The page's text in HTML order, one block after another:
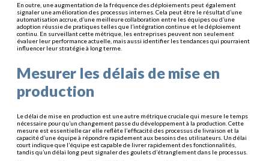
En outre, une augmentation de la fréquence des déploiements peut également
signaler une amélioration des processus internes. Cela peut être le résultat d’une
automatisation accrue, d’une meilleure collaboration entre les équipes ou d’une
adoption réussie de pratiques telles que l’intégration continue et le déploiement
continu. En surveillant cette métrique, les entreprises peuvent non seulement
évaluer leur performance actuelle, mais aussi identifier les tendances qui pourraient
influencer leur stratégie à long terme.
Mesurer les délais de mise en
production
Le délai de mise en production est une autre métrique cruciale qui mesure le temps
nécessaire pour qu’un changement passe du développement à la production. Cette
mesure est essentielle car elle reflète l’efficacité des processus de livraison et la
capacité d’une équipe à répondre rapidement aux besoins des utilisateurs. Un délai
court indique que l’équipe est capable de livrer rapidement des fonctionnalités,
tandis qu’un délai long peut signaler des goulets d’étranglement dans le processus.